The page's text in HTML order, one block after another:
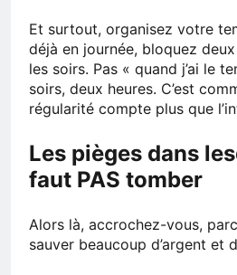
Et surtout, organisez votre
déjà en journée, bloquez
les soirs. Pas « quand j’ai le
soirs, deux heures. C’est
régularité compte plus que
Les pièges dans
faut PAS tomber
Alors là, accrochez-vous,
sauver beaucoup d’argent et